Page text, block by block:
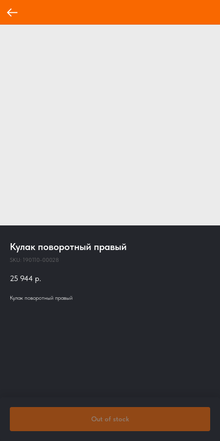
Кулак поворотный правый
SKU: 190110-00028
25 944 р.
Out of stock
Кулак поворотный правый